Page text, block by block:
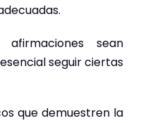
sean
seguir ciertas
que demuestren la